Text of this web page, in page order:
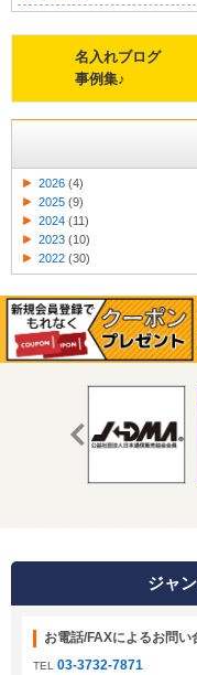
名入れブログ
事例集♪
2026 (4)
2025 (9)
2024 (11)
2023 (10)
2022 (30)
ジャ
お電話/FAXによるお問い
TEL 03-3732-7871